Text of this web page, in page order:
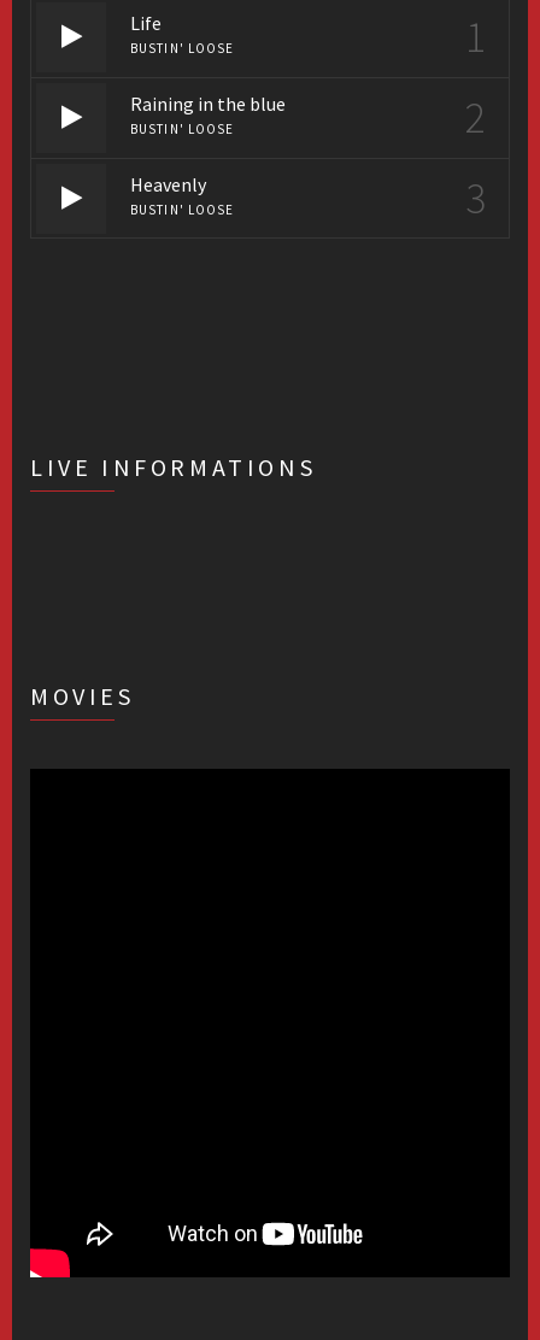
Life
BUSTIN' LOOSE 1
Raining in the blue
BUSTIN' LOOSE 2
Heavenly
BUSTIN' LOOSE 3
LIVE INFORMATIONS
MOVIES